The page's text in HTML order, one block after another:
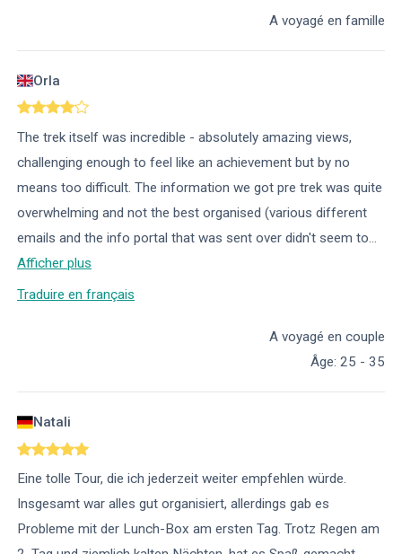
A voyagé en famille
Orla
The trek itself was incredible - absolutely amazing views,
challenging enough to feel like an achievement but by no
means too difficult. The information we got pre trek was quite
overwhelming and not the best organised (various different
emails and the info portal that was sent over didn't seem to...
Afficher plus
Traduire en français
A voyagé en couple
Âge: 25 - 35
Natali
Eine tolle Tour, die ich jederzeit weiter empfehlen würde.
Insgesamt war alles gut organisiert, allerdings gab es
Probleme mit der Lunch-Box am ersten Tag. Trotz Regen am